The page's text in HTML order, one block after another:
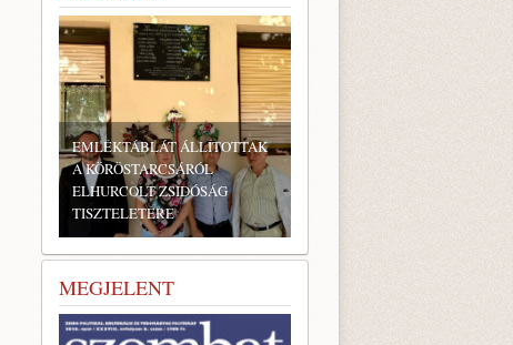
EMLÉKTÁBLÁT ÁLLÍTOTTAK
A KÖRÖSTARCSÁRÓL
ELHURCOLT ZSIDÓSÁG
TISZTELETÉRE
MEGJELENT